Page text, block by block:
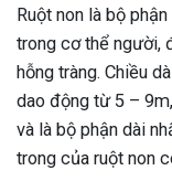
Ruột non là bộ
trong cơ thể người,
hỗng tràng. Chiều
dao động từ 5 –
và là bộ phận dài
trong của ruột non